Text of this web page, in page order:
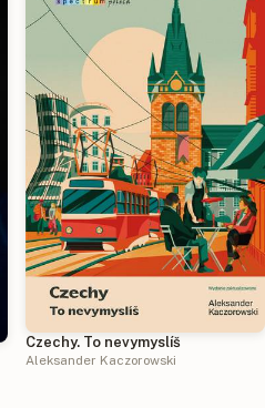
Czechy. To nevymyslíš
Aleksander Kaczorowski